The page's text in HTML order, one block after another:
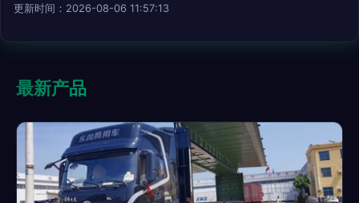
更新时间：2026-08-06 11:57:13
最新产品